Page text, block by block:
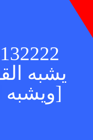
[يشبه
ويشبه النجم]